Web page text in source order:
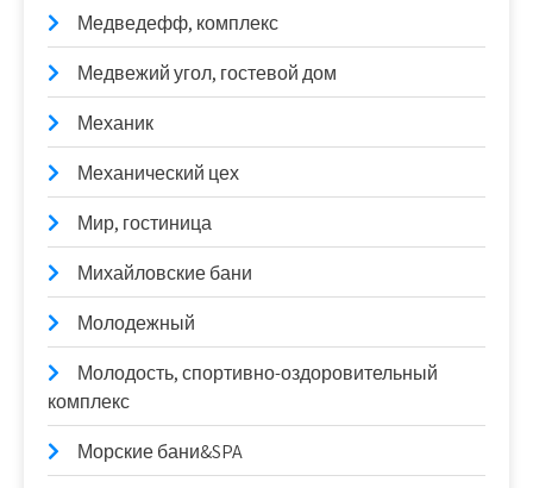
Медведефф, комплекс
Медвежий угол, гостевой дом
Механик
Механический цех
Мир, гостиница
Михайловские бани
Молодежный
Молодость, спортивно-оздоровительный
комплекс
Морские бани&SPA